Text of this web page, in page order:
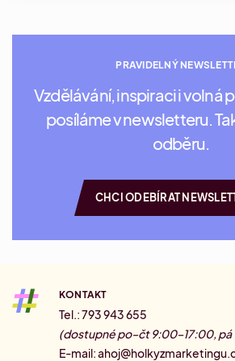
PRAVIDELNÝ
Vzdělávání, inspiraci i volná
posíláme v newsletteru.
odběru.
CHCI ODEBÍRAT
KONTAKT
Tel.: 793 943 655
(dostupné po–čt 9:00–17:00,
E-mail: